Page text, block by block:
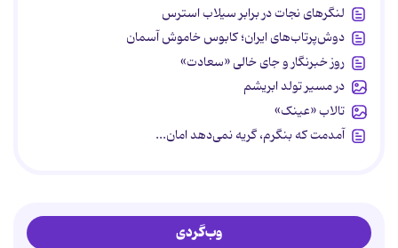
لنگرهای نجات در برابر سیلاب استرس
دوش‌پرتاب‌های ایران؛ کابوس خاموش آسمان
روز خبرنگار و جای خالی «سعادت»
در مسیر تولد ابریشم
تالاب «عینک»
آمدمت که بنگرم، گریه نمی‌دهد امان...
وب‌گردی